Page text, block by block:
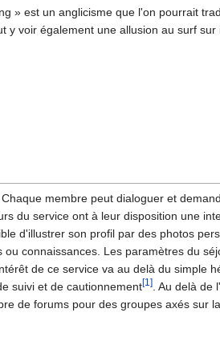
» est un anglicisme que l'on pourrait
y voir également une allusion au surf
membre peut dialoguer et
du service ont à leur disposition une
d'illustrer son profil par des photos
connaissances. Les paramètres du
de ce service va au delà du simple
suivi et de cautionnement[1] . Au delà
de forums pour des groupes axés sur